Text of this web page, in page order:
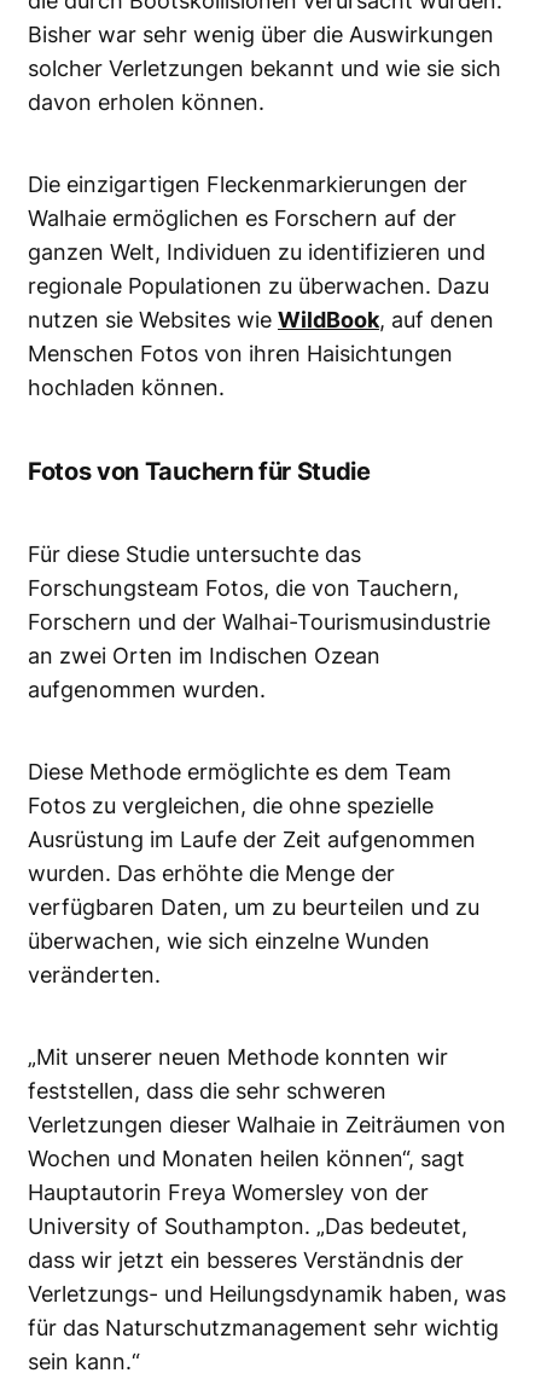
Bisher war sehr wenig über die Auswirkungen
solcher Verletzungen bekannt und wie sie sich
davon erholen können.
Die einzigartigen Fleckenmarkierungen der
Walhaie ermöglichen es Forschern auf der
ganzen Welt, Individuen zu identifizieren und
regionale Populationen zu überwachen. Dazu
nutzen sie Websites wie WildBook, auf denen
Menschen Fotos von ihren Haisichtungen
hochladen können.
Fotos von Tauchern für Studie
Für diese Studie untersuchte das
Forschungsteam Fotos, die von Tauchern,
Forschern und der Walhai-Tourismusindustrie
an zwei Orten im Indischen Ozean
aufgenommen wurden.
Diese Methode ermöglichte es dem Team
Fotos zu vergleichen, die ohne spezielle
Ausrüstung im Laufe der Zeit aufgenommen
wurden. Das erhöhte die Menge der
verfügbaren Daten, um zu beurteilen und zu
überwachen, wie sich einzelne Wunden
veränderten.
„Mit unserer neuen Methode konnten wir
feststellen, dass die sehr schweren
Verletzungen dieser Walhaie in Zeiträumen von
Wochen und Monaten heilen können“, sagt
Hauptautorin Freya Womersley von der
University of Southampton. „Das bedeutet,
dass wir jetzt ein besseres Verständnis der
Verletzungs- und Heilungsdynamik haben, was
für das Naturschutzmanagement sehr wichtig
sein kann.“